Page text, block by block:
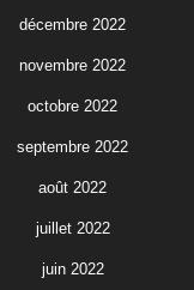
décembre 2022
novembre 2022
octobre 2022
septembre 2022
août 2022
juillet 2022
juin 2022